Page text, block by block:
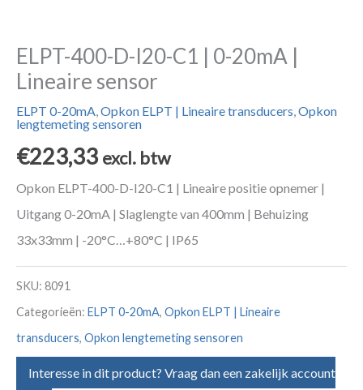
ELPT-400-D-I20-C1 | 0-20mA |
Lineaire sensor
ELPT 0-20mA,Opkon ELPT | Lineaire transducers,Opkon
lengtemeting sensoren
€223,33 excl. btw
Opkon ELPT-400-D-I20-C1 | Lineaire positie opnemer |
Uitgang 0-20mA | Slaglengte van 400mm | Behuizing
33x33mm | -20°C…+80°C | IP65
SKU: 8091
Categorieën: ELPT 0-20mA, Opkon ELPT | Lineaire
transducers, Opkon lengtemeting sensoren
Interesse in dit product? Vraag dan een zakelijk account